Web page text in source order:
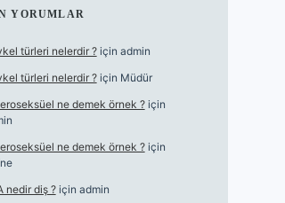
YORUMLAR
türleri nelerdir ?için admin
türleri nelerdir ?için Müdür
ne demek örnek ?için
ne demek örnek ?için
nedir diş ?için admin